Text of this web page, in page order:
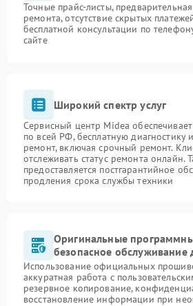
Точные прайс-листы,
ремонта, отсутствие скрытых
бесплатной консультации по
сайте
Широкий спектр услуг
Сервисный центр Midea
по всей РФ, бесплатную диагностику
ремонт, включая срочный ремонт.
отслеживать статус ремонта онлайн.
предоставляется постгарантийное
продления срока службы техники
Оригинальные
безопасное обслуживание
Использование официальных
аккуратная работа с
резервное копирование,
восстановление информации при